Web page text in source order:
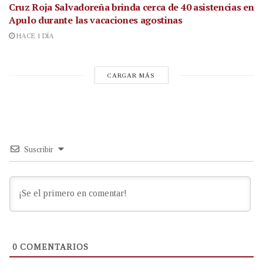
Cruz Roja Salvadoreña brinda cerca de 40 asistencias en
Apulo durante las vacaciones agostinas
HACE 1 DÍA
CARGAR MÁS
Suscribir
0 COMENTARIOS